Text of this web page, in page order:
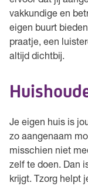
vakkundige en
eigen buurt
praatje, een
altijd dichtbij.
Je eigen huis is
zo aangenaam
misschien niet
zelf te doen. Dan
krijgt. Tzorg helpt